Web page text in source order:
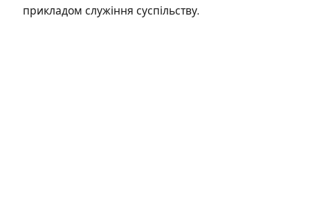
прикладом служіння суспільству.